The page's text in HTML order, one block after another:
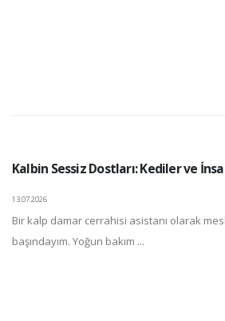
Kalbin Sessiz Dostları: Kediler ve
13.07.2026
Bir kalp damar cerrahisi asistanı olarak
başındayım. Yoğun bakım ...